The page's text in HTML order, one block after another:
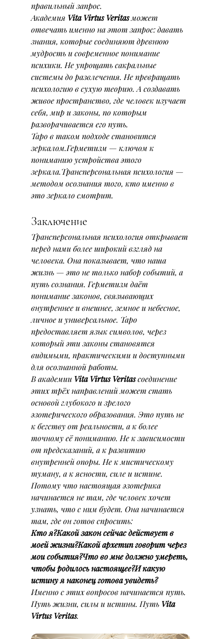
правильный запрос.
Академия Vita Virtus Veritas может
отвечать именно на этот запрос: давать
знания, которые соединяют древнюю
мудрость и современное понимание
психики. Не упрощать сакральные
системы до развлечения. Не превращать
психологию в сухую теорию. А создавать
живое пространство, где человек изучает
себя, мир и законы, по которым
разворачивается его путь.
Таро в таком подходе становится
зеркалом.Герметизм — ключом к
пониманию устройства этого
зеркала.Трансперсональная психология —
методом осознания того, кто именно в
это зеркало смотрит.
Заключение
Трансперсональная психология открывает
перед нами более широкий взгляд на
человека. Она показывает, что наша
жизнь — это не только набор событий, а
путь сознания. Герметизм даёт
понимание законов, связывающих
внутреннее и внешнее, земное и небесное,
личное и универсальное. Таро
предоставляет язык символов, через
который эти законы становятся
видимыми, практическими и доступными
для осознанной работы.
В академии Vita Virtus Veritas соединение
этих трёх направлений может стать
основой глубокого и зрелого
эзотерического образования. Это путь не
к бегству от реальности, а к более
точному её пониманию. Не к зависимости
от предсказаний, а к развитию
внутренней опоры. Не к мистическому
туману, а к ясности, силе и истине.
Потому что настоящая эзотерика
начинается не там, где человек хочет
узнать, что с ним будет. Она начинается
там, где он готов спросить:
Кто я?Какой закон сейчас действует в
моей жизни?Какой архетип говорит через
мои события?Что во мне должно умереть,
чтобы родилось настоящее?И какую
истину я наконец готова увидеть?
Именно с этих вопросов начинается путь.
Путь жизни, силы и истины. Путь Vita
Virtus Veritas.